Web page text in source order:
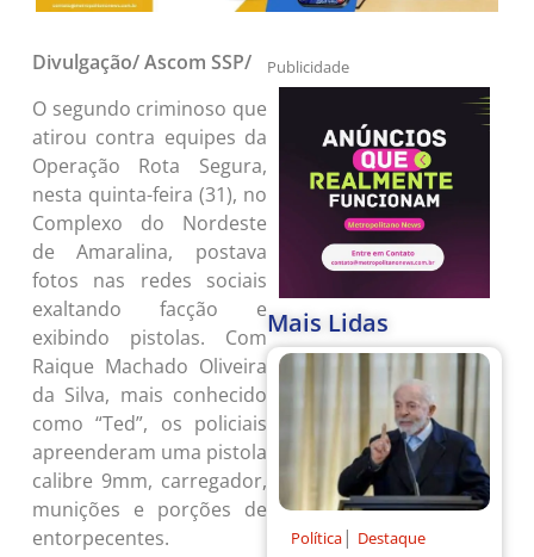
Divulgação/ Ascom SSP/
O segundo criminoso que
atirou contra equipes da
Operação Rota Segura,
nesta quinta-feira (31), no
Complexo do Nordeste
de Amaralina, postava
fotos nas redes sociais
exaltando facção e
exibindo pistolas. Com
Raique Machado Oliveira
da Silva, mais conhecido
como “Ted”, os policiais
apreenderam uma pistola
calibre 9mm, carregador,
munições e porções de
entorpecentes.
Publicidade
Mais Lidas
Política | Destaque